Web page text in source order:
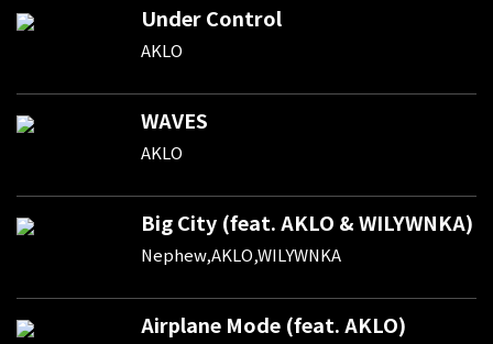
Under Control
AKLO
WAVES
AKLO
Big City (feat. AKLO & WILYWNKA)
Nephew,AKLO,WILYWNKA
Airplane Mode (feat. AKLO)